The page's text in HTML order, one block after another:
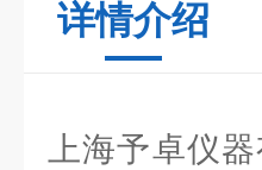
详情介绍
上海予卓仪